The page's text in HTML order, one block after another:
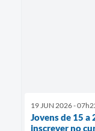
19 JUN 2026 -
Jovens de 15 a
inscrever no